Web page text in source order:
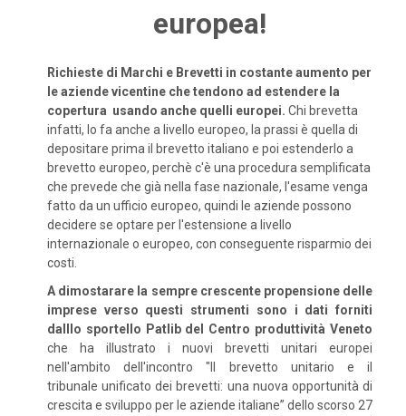
europea!
Richieste di Marchi e Brevetti in costante aumento per
le aziende vicentine che tendono ad estendere la
copertura usando anche quelli europei. Chi brevetta
infatti, lo fa anche a livello europeo, la prassi è quella di
depositare prima il brevetto italiano e poi estenderlo a
brevetto europeo, perchè c'è una procedura semplificata
che prevede che già nella fase nazionale, l'esame venga
fatto da un ufficio europeo, quindi le aziende possono
decidere se optare per l'estensione a livello
internazionale o europeo, con conseguente risparmio dei
costi.
A dimostarare la sempre crescente propensione delle
imprese verso questi strumenti sono i dati forniti
dalllo sportello Patlib del Centro produttività Veneto
che ha illustrato i nuovi brevetti unitari europei
nell'ambito dell'incontro "Il brevetto unitario e il
tribunale unificato dei brevetti: una nuova opportunità di
crescita e sviluppo per le aziende italiane” dello scorso 27